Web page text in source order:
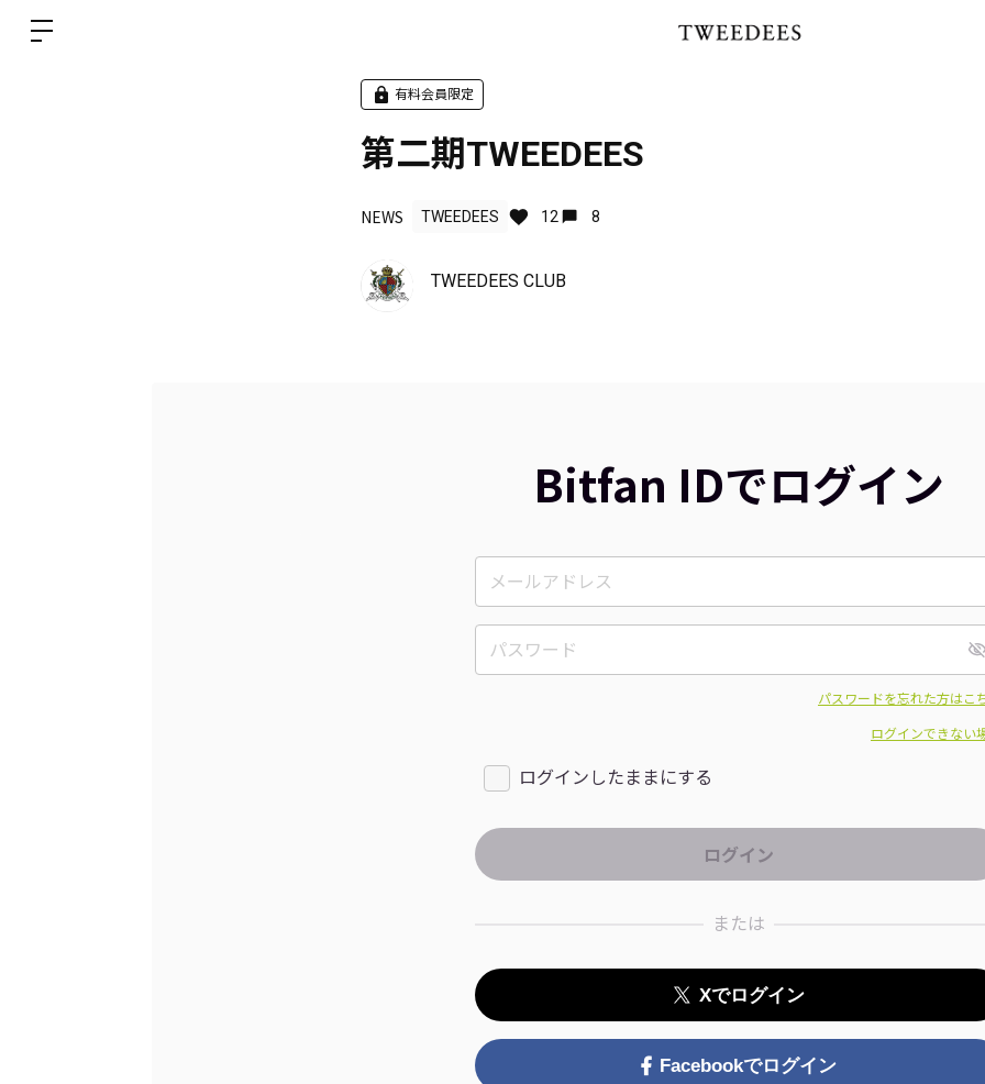
有料会員限定
第二期TWEEDEES
NEWS TWEEDEES 12 8
TWEEDEES CLUB
Bitfan IDでログイン
パスワードを忘れた方はこ
ログインできない
ログインしたままにする
または
Xでログイン
Facebookでログイン